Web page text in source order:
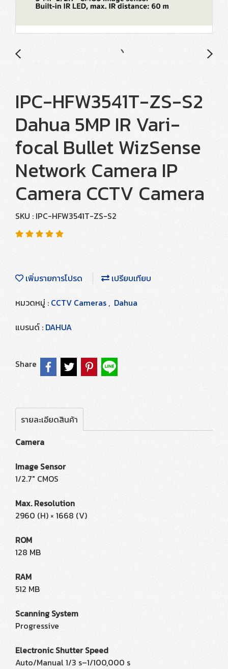
IPC-HFW3541T-ZS-S2
Dahua 5MP IR Vari-
focal Bullet WizSense
Network Camera IP
Camera CCTV Camera
SKU : IPC-HFW3541T-ZS-S2
เพิ่มรายการโปรด
เปรียบเทียบ
หมวดหมู่ : CCTV Cameras , Dahua
แบรนด์ : DAHUA
Share
รายละเอียดสินค้า
Camera
Image Sensor
1/2.7" CMOS
Max. Resolution
2960 (H) × 1668 (V)
ROM
128 MB
RAM
512 MB
Scanning System
Progressive
Electronic Shutter Speed
Auto/Manual 1/3 s–1/100,000 s